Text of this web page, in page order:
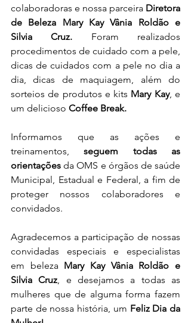
colaboradoras e nossa parceira Diretora
de Beleza Mary Kay Vânia Roldão e
Silvia Cruz. Foram realizados
procedimentos de cuidado com a pele,
dicas de cuidados com a pele no dia a
dia, dicas de maquiagem, além do
sorteios de produtos e kits Mary Kay, e
um delicioso Coffee Break.
Informamos que as ações e
treinamentos, seguem todas as
orientações da OMS e órgãos de saúde
Municipal, Estadual e Federal, a fim de
proteger nossos colaboradores e
convidados.
Agradecemos a participação de nossas
convidadas especiais e especialistas
em beleza Mary Kay Vânia Roldão e
Silvia Cruz, e desejamos a todas as
mulheres que de alguma forma fazem
parte de nossa história, um Feliz Dia da